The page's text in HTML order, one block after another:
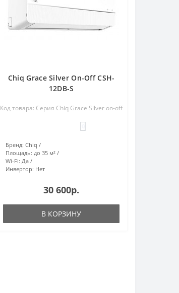
Chiq Grace Silver On-Off CSH-
12DB-S
Код товара: Серия Chiq Grace Silver on-off
Бренд: Chiq
Площадь: до 35 м²
Wi-Fi: Да
Инвертор: Нет
30 600р.
В КОРЗИНУ